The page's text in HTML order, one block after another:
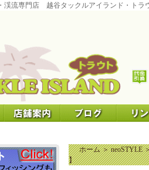
渓流専門店 越谷タックルアイランド・トラ
ホーム＞neoSTYLE
】